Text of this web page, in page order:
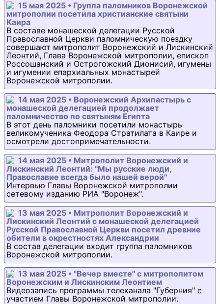
15 мая 2025 • Группа паломников Воронежской
митрополии посетила христианские святыни
Каира
В составе монашеской делегации Русской
Православной Церкви паломническую поездку
совершают митрополит Воронежский и Лискинский
Леонтий, Глава Воронежской митрополии, епископ
Россошанский и Острогожский Дионисий, игумены
и игумении епархиальных монастырей
Воронежской митрополии.
14 мая 2025 • Воронежский Архипастырь с
монашеской делегацией продолжает
паломничество по святыням Египта
В этот день паломники посетили монастырь
великомученика Феодора Стратилата в Каире и
осмотрели достопримечательности.
14 мая 2025 • Митрополит Воронежский и
Лискинский Леонтий: "Мы русские люди,
Православие всегда было нашей верой"
Интервью Главы Воронежской митрополии
сетевому изданию РИА "Воронеж".
13 мая 2025 • Митрополит Воронежский и
Лискинский Леонтий с монашеской делегацией
Русской Православной Церкви посетил древние
обители в окрестностях Александрии
В состав делегации входит группа паломников
Воронежской митрополии.
13 мая 2025 • "Вечер вместе" с митрополитом
Воронежским и Лискинским Леонтием
Видеозапись программы телеканала "Губерния" с
участием Главы Воронежской митрополии.